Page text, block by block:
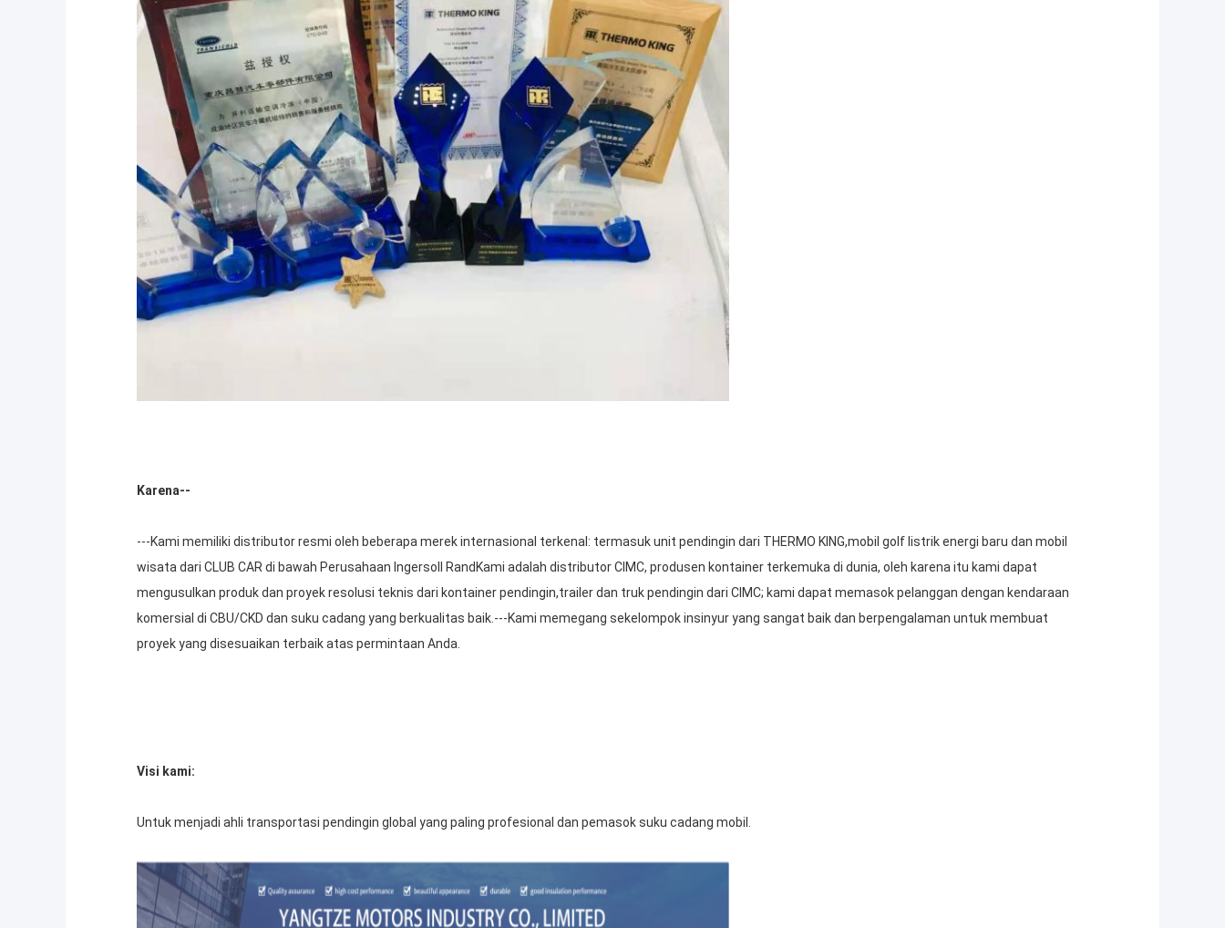
Karena--
---Kami memiliki distributor resmi oleh beberapa merek internasional terkenal: termasuk unit pendingin dari THERMO KING,mobil golf listrik energi baru dan mobil
wisata dari CLUB CAR di bawah Perusahaan Ingersoll RandKami adalah distributor CIMC, produsen kontainer terkemuka di dunia, oleh karena itu kami dapat
mengusulkan produk dan proyek resolusi teknis dari kontainer pendingin,trailer dan truk pendingin dari CIMC; kami dapat memasok pelanggan dengan kendaraan
komersial di CBU/CKD dan suku cadang yang berkualitas baik.---Kami memegang sekelompok insinyur yang sangat baik dan berpengalaman untuk membuat
proyek yang disesuaikan terbaik atas permintaan Anda.
Visi kami:
Untuk menjadi ahli transportasi pendingin global yang paling profesional dan pemasok suku cadang mobil.